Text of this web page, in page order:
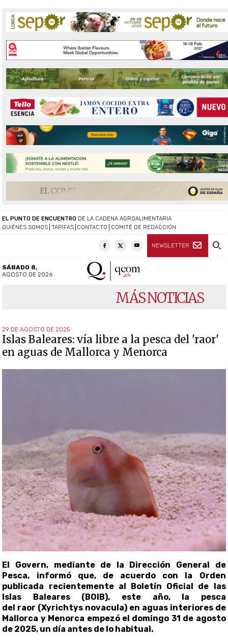
QUIÉNES SOMOS TARIFAS CONTACTO COMITÉ DE REDACCIÓN
NEWSLETTER
EL PUNTO DE ENCUENTRO DE LA CADENA AGROALIMENTARIA
SÁBADO 8,
AGOSTO DE 2026
MÁS NOTICIAS
29 DE AGOSTO DE 2025
Islas Baleares: vía libre a la pesca del 'raor'
en aguas de Mallorca y Menorca
El Govern, mediante de la Dirección General de
Pesca, informó que, de acuerdo con la Orden
publicada recientemente al Boletín Oficial de las
Islas Baleares (BOIB), este año, la pesca
del raor (Xyrichtys novacula) en aguas interiores de
Mallorca y Menorca empezó el domingo 31 de agosto
de 2025, un día antes de lo habitual.